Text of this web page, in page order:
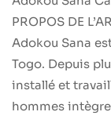
PROPOS DE
Adokou Sana
Togo. Depuis
installé et
hommes